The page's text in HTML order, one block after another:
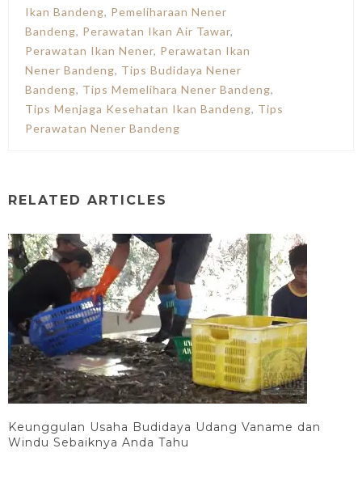
Ikan Bandeng, Pemeliharaan Nener
Bandeng, Perawatan Ikan Air Tawar,
Perawatan Ikan Nener, Perawatan Ikan
Nener Bandeng, Tips Budidaya Nener
Bandeng, Tips Memelihara Nener Bandeng,
Tips Menjaga Kesehatan Ikan Bandeng, Tips
Perawatan Nener Bandeng
RELATED ARTICLES
Keunggulan Usaha Budidaya Udang Vaname dan
Windu Sebaiknya Anda Tahu